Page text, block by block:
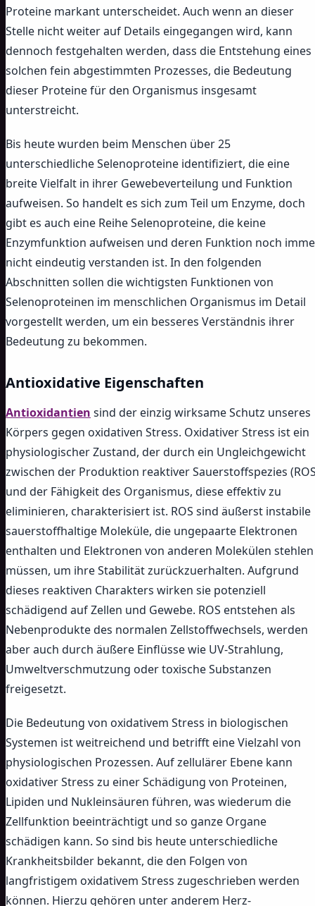
Proteine markant unterscheidet. Auch wenn an dieser
Stelle nicht weiter auf Details eingegangen wird, kann
dennoch festgehalten werden, dass die Entstehung eines
solchen fein abgestimmten Prozesses, die Bedeutung
dieser Proteine für den Organismus insgesamt
unterstreicht.
Bis heute wurden beim Menschen über 25
unterschiedliche Selenoproteine identifiziert, die eine
breite Vielfalt in ihrer Gewebeverteilung und Funktion
aufweisen. So handelt es sich zum Teil um Enzyme, doch
gibt es auch eine Reihe Selenoproteine, die keine
Enzymfunktion aufweisen und deren Funktion noch
nicht eindeutig verstanden ist. In den folgenden
Abschnitten sollen die wichtigsten Funktionen von
Selenoproteinen im menschlichen Organismus im Detail
vorgestellt werden, um ein besseres Verständnis ihrer
Bedeutung zu bekommen.
Antioxidative Eigenschaften
Antioxidantien sind der einzig wirksame Schutz unseres
Körpers gegen oxidativen Stress. Oxidativer Stress ist ein
physiologischer Zustand, der durch ein Ungleichgewicht
zwischen der Produktion reaktiver Sauerstoffspezies
und der Fähigkeit des Organismus, diese effektiv zu
eliminieren, charakterisiert ist. ROS sind äußerst instabile
sauerstoffhaltige Moleküle, die ungepaarte Elektronen
enthalten und Elektronen von anderen Molekülen stehlen
müssen, um ihre Stabilität zurückzuerhalten. Aufgrund
dieses reaktiven Charakters wirken sie potenziell
schädigend auf Zellen und Gewebe. ROS entstehen als
Nebenprodukte des normalen Zellstoffwechsels, werden
aber auch durch äußere Einflüsse wie UV-Strahlung,
Umweltverschmutzung oder toxische Substanzen
freigesetzt.
Die Bedeutung von oxidativem Stress in biologischen
Systemen ist weitreichend und betrifft eine Vielzahl von
physiologischen Prozessen. Auf zellulärer Ebene kann
oxidativer Stress zu einer Schädigung von Proteinen,
Lipiden und Nukleinsäuren führen, was wiederum die
Zellfunktion beeinträchtigt und so ganze Organe
schädigen kann. So sind bis heute unterschiedliche
Krankheitsbilder bekannt, die den Folgen von
langfristigem oxidativem Stress zugeschrieben werden
können. Hierzu gehören unter anderem Herz-